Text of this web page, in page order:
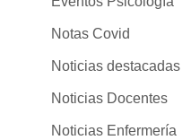
Notas Covid
Noticias destacadas
Noticias Docentes
Noticias Enfermería